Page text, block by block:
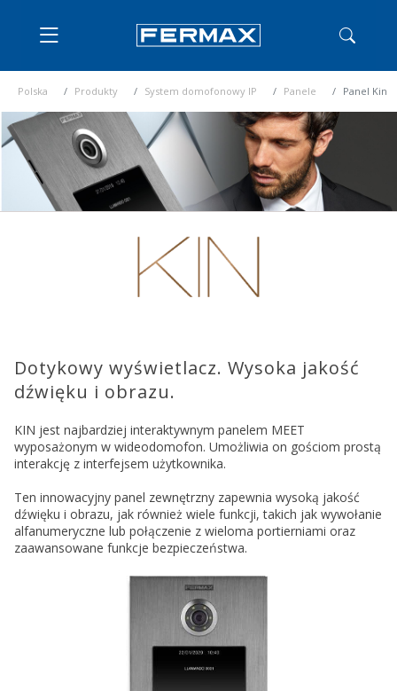
Polska Produkty System domofonowy IP Panele Panel Kin
Dotykowy wyświetlacz. Wysoka jakość
dźwięku i obrazu.
KIN jest najbardziej interaktywnym panelem MEET
wyposażonym w wideodomofon. Umożliwia on gościom prostą
interakcję z interfejsem użytkownika.
Ten innowacyjny panel zewnętrzny zapewnia wysoką jakość
dźwięku i obrazu, jak również wiele funkcji, takich jak wywołanie
alfanumeryczne lub połączenie z wieloma portierniami oraz
zaawansowane funkcje bezpieczeństwa.